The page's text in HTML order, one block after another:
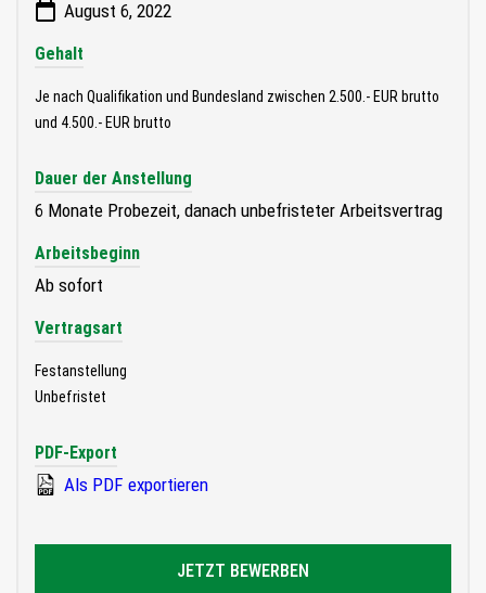
August 6, 2022
Gehalt
Je nach Qualifikation und Bundesland zwischen 2.500.- EUR brutto
und 4.500.- EUR brutto
Dauer der Anstellung
6 Monate Probezeit, danach unbefristeter Arbeitsvertrag
Arbeitsbeginn
Ab sofort
Vertragsart
Festanstellung
Unbefristet
PDF-Export
Als PDF exportieren
JETZT BEWERBEN